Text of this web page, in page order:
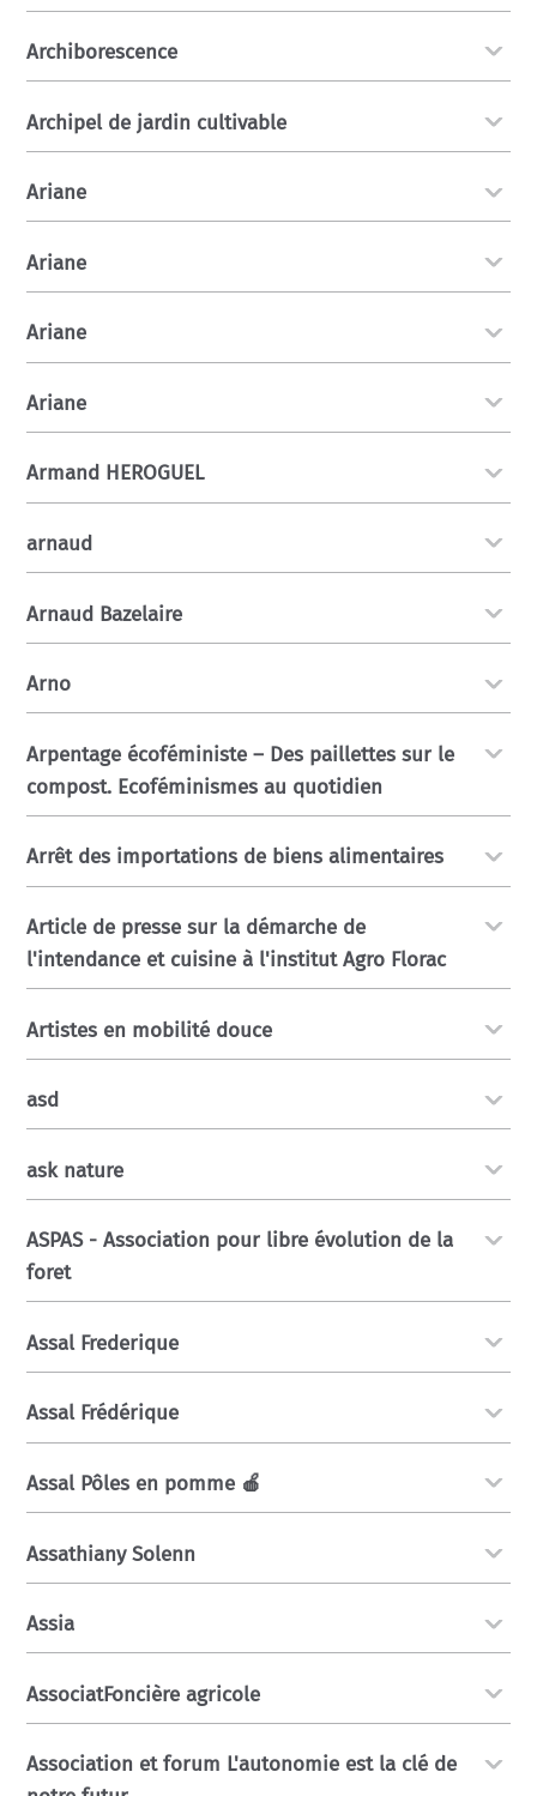
Archiborescence
Archipel de jardin cultivable
Ariane
Ariane
Ariane
Ariane
Armand HEROGUEL
arnaud
Arnaud Bazelaire
Arno
Arpentage écoféministe – Des paillettes sur le
compost. Ecoféminismes au quotidien
Arrêt des importations de biens alimentaires
Article de presse sur la démarche de
l'intendance et cuisine à l'institut Agro Florac
Artistes en mobilité douce
asd
ask nature
ASPAS - Association pour libre évolution de la
foret
Assal Frederique
Assal Frédérique
Assal Pôles en pomme 🍎
Assathiany Solenn
Assia
AssociatFoncière agricole
Association et forum L'autonomie est la clé de